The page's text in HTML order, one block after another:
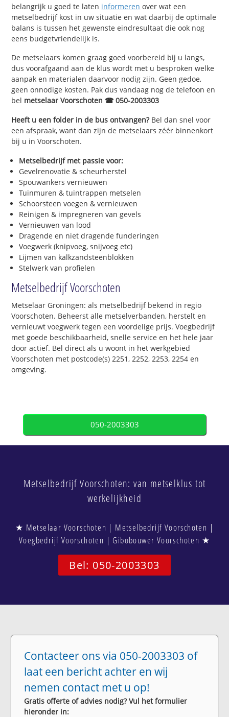
belangrijk u goed te laten informeren over wat een
metselbedrijf kost in uw situatie en wat daarbij de optimale
balans is tussen het gewenste eindresultaat die ook nog
eens budgetvriendelijk is.
De metselaars komen graag goed voorbereid bij u langs,
dus voorafgaand aan de klus wordt met u besproken welke
aanpak en materialen daarvoor nodig zijn. Geen gedoe,
geen onnodige kosten. Pak dus vandaag nog de telefoon en
bel metselaar Voorschoten ☎ 050-2003303
Heeft u een folder in de bus ontvangen?Bel dan snel voor
een afspraak, want dan zijn de metselaars zéér binnenkort
bij u in Voorschoten.
Metselbedrijf met passie voor:
Gevelrenovatie & scheurherstel
Spouwankers vernieuwen
Tuinmuren & tuintrappen metselen
Schoorsteen voegen & vernieuwen
Reinigen & impregneren van gevels
Vernieuwen van lood
Dragende en niet dragende funderingen
Voegwerk (knipvoeg, snijvoeg etc)
Lijmen van kalkzandsteenblokken
Stelwerk van profielen
Metselbedrijf Voorschoten
Metselaar Groningen: als metselbedrijf bekend in regio
Voorschoten. Beheerst alle metselverbanden, herstelt en
vernieuwt voegwerk tegen een voordelige prijs. Voegbedrijf
met goede beschikbaarheid, snelle service en het hele jaar
door actief. Bel direct als u woont in het werkgebied
Voorschoten met postcode(s) 2251, 2252, 2253, 2254 en
omgeving.
050-2003303
Metselbedrijf Voorschoten: van metselklus tot
werkelijkheid
★ Metselaar Voorschoten | Metselbedrijf Voorschoten |
Voegbedrijf Voorschoten | Gibobouwer Voorschoten ★
Bel: 050-2003303
Contacteer ons via 050-2003303 of
laat een bericht achter en wij
nemen contact met u op!
Gratis offerte of advies nodig? Vul het formulier
hieronder in: